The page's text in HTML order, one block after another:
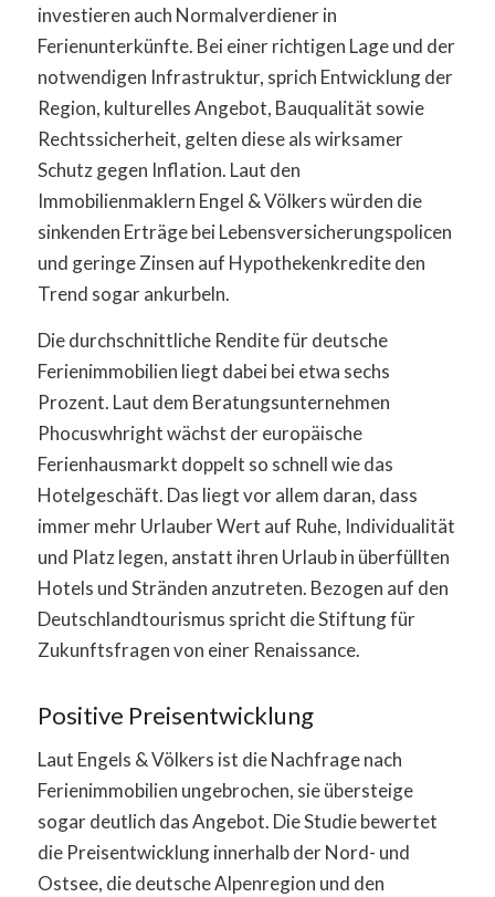
investieren auch Normalverdiener in
Ferienunterkünfte. Bei einer richtigen Lage und der
notwendigen Infrastruktur, sprich Entwicklung der
Region, kulturelles Angebot, Bauqualität sowie
Rechtssicherheit, gelten diese als wirksamer
Schutz gegen Inflation. Laut den
Immobilienmaklern Engel & Völkers würden die
sinkenden Erträge bei Lebensversicherungspolicen
und geringe Zinsen auf Hypothekenkredite den
Trend sogar ankurbeln.
Die durchschnittliche Rendite für deutsche
Ferienimmobilien liegt dabei bei etwa sechs
Prozent. Laut dem Beratungsunternehmen
Phocuswhright wächst der europäische
Ferienhausmarkt doppelt so schnell wie das
Hotelgeschäft. Das liegt vor allem daran, dass
immer mehr Urlauber Wert auf Ruhe, Individualität
und Platz legen, anstatt ihren Urlaub in überfüllten
Hotels und Stränden anzutreten. Bezogen auf den
Deutschlandtourismus spricht die Stiftung für
Zukunftsfragen von einer Renaissance.
Positive Preisentwicklung
Laut Engels & Völkers ist die Nachfrage nach
Ferienimmobilien ungebrochen, sie übersteige
sogar deutlich das Angebot. Die Studie bewertet
die Preisentwicklung innerhalb der Nord- und
Ostsee, die deutsche Alpenregion und den